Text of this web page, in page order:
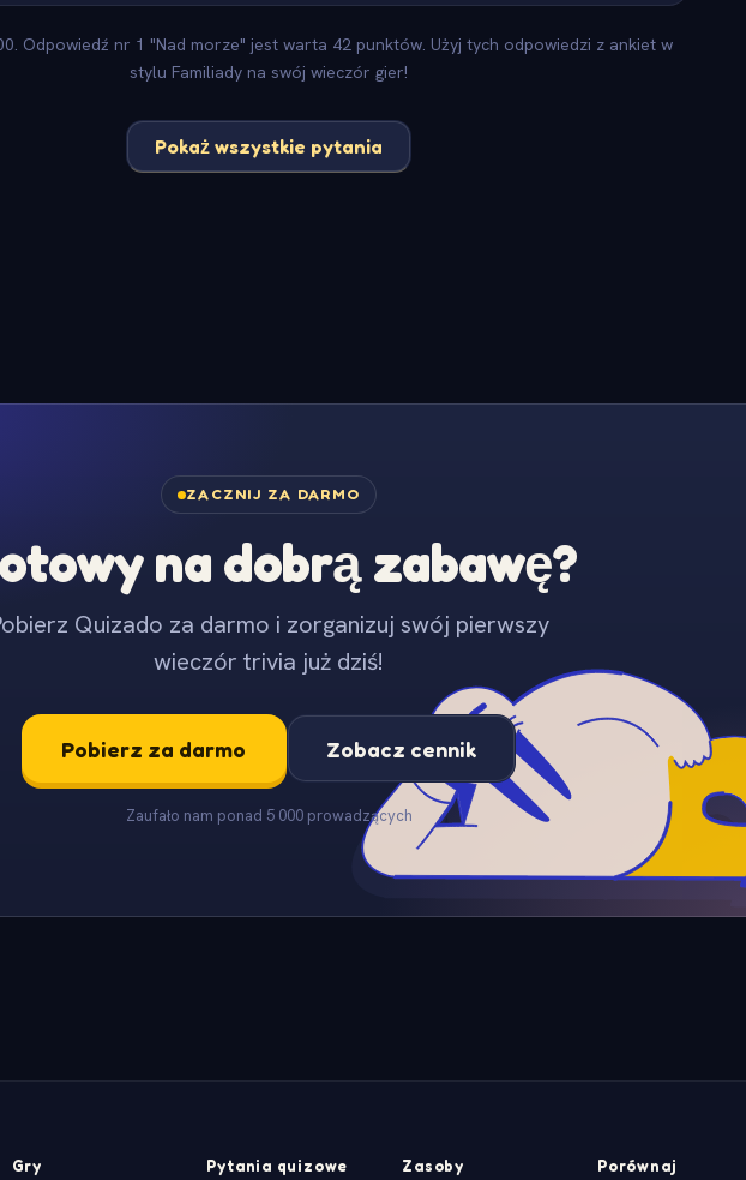
Odpowiedź nr 1 "Nad morze" jest warta 42 punktów. Użyj tych odpowiedzi z ankiet w
stylu Familiady na swój wieczór gier!
Pokaż wszystkie pytania
ZACZNIJ ZA DARMO
na dobrą zabawę?
Quizado za darmo i zorganizuj swój pierwszy
wieczór trivia już dziś!
Pobierz za darmo Zobacz cennik
Zaufało nam ponad 5 000 prowadzących
Gry Pytania quizowe Zasoby Porównaj